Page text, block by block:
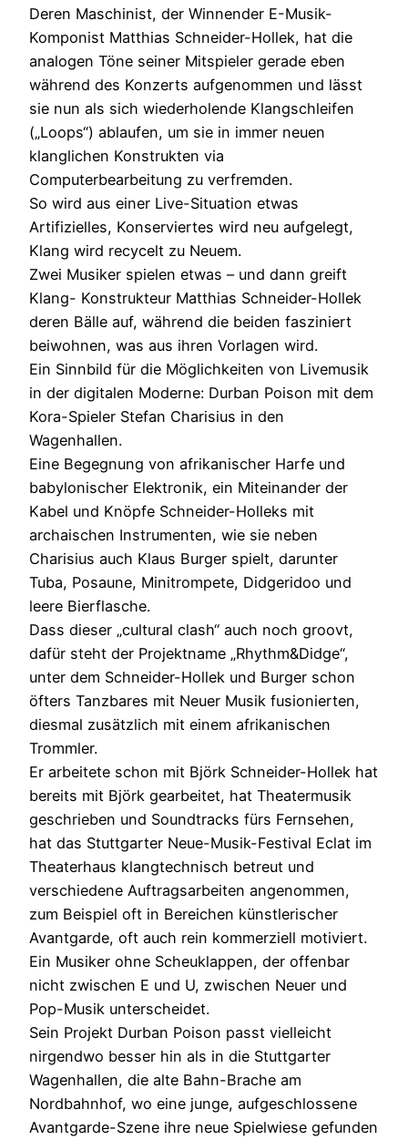
Deren Maschinist, der Winnender E-Musik-
Komponist Matthias Schneider-Hollek, hat die
analogen Töne seiner Mitspieler gerade eben
während des Konzerts aufgenommen und lässt
sie nun als sich wiederholende Klangschleifen
(„Loops“) ablaufen, um sie in immer neuen
klanglichen Konstrukten via
Computerbearbeitung zu verfremden.
So wird aus einer Live-Situation etwas
Artifizielles, Konserviertes wird neu aufgelegt,
Klang wird recycelt zu Neuem.
Zwei Musiker spielen etwas – und dann greift
Klang- Konstrukteur Matthias Schneider-Hollek
deren Bälle auf, während die beiden fasziniert
beiwohnen, was aus ihren Vorlagen wird.
Ein Sinnbild für die Möglichkeiten von Livemusik
in der digitalen Moderne: Durban Poison mit dem
Kora-Spieler Stefan Charisius in den
Wagenhallen.
Eine Begegnung von afrikanischer Harfe und
babylonischer Elektronik, ein Miteinander der
Kabel und Knöpfe Schneider-Holleks mit
archaischen Instrumenten, wie sie neben
Charisius auch Klaus Burger spielt, darunter
Tuba, Posaune, Minitrompete, Didgeridoo und
leere Bierflasche.
Dass dieser „cultural clash“ auch noch groovt,
dafür steht der Projektname „Rhythm&Didge“,
unter dem Schneider-Hollek und Burger schon
öfters Tanzbares mit Neuer Musik fusionierten,
diesmal zusätzlich mit einem afrikanischen
Trommler.
Er arbeitete schon mit Björk Schneider-Hollek hat
bereits mit Björk gearbeitet, hat Theatermusik
geschrieben und Soundtracks fürs Fernsehen,
hat das Stuttgarter Neue-Musik-Festival Eclat im
Theaterhaus klangtechnisch betreut und
verschiedene Auftragsarbeiten angenommen,
zum Beispiel oft in Bereichen künstlerischer
Avantgarde, oft auch rein kommerziell motiviert.
Ein Musiker ohne Scheuklappen, der offenbar
nicht zwischen E und U, zwischen Neuer und
Pop-Musik unterscheidet.
Sein Projekt Durban Poison passt vielleicht
nirgendwo besser hin als in die Stuttgarter
Wagenhallen, die alte Bahn-Brache am
Nordbahnhof, wo eine junge, aufgeschlossene
Avantgarde-Szene ihre neue Spielwiese gefunden